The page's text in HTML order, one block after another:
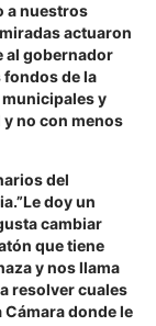
a nuestros
actuaron
al gobernador
de la
y
no con menos
del
doy un
cambiar
que tiene
y nos llama
resolver cuales
donde le